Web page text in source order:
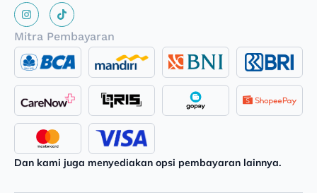
Mitra Pembayaran
Dan kami juga menyediakan opsi pembayaran lainnya.